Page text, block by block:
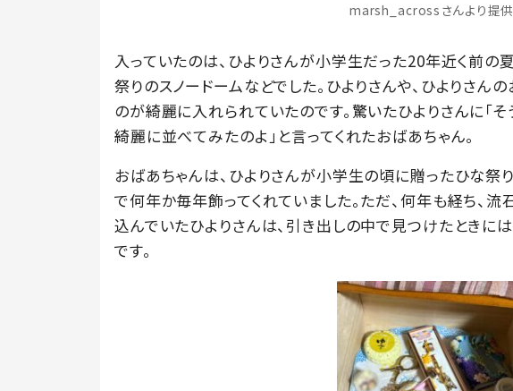
marsh_acrossさんより提供
入っていたのは、ひよりさんが小学生だった20年近く前の
祭りのスノードームなどでした。ひよりさんや、ひよりさ
のが綺麗に入れられていたのです。驚いたひよりさんに「
綺麗に並べてみたのよ」と言ってくれたおばあちゃん。
おばあちゃんは、ひよりさんが小学生の頃に贈ったひな祭
で何年か毎年飾ってくれていました。ただ、何年も経ち、
込んでいたひよりさんは、引き出しの中で見つけたときに
です。